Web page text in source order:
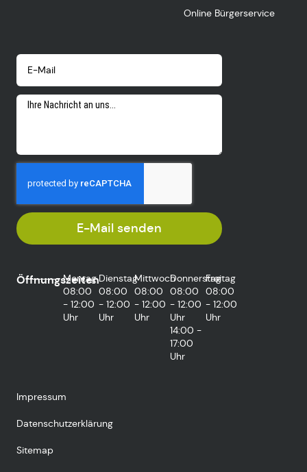
Online Bürgerservice
E-Mail senden
Öffnungszeiten
Montag
08:00
- 12:00
Uhr
Dienstag
08:00
- 12:00
Uhr
Mittwoch
08:00
- 12:00
Uhr
Donnerstag
08:00
- 12:00
Uhr
14:00 -
17:00
Uhr
Freitag
08:00
- 12:00
Uhr
Impressum
Datenschutzerklärung
Sitemap